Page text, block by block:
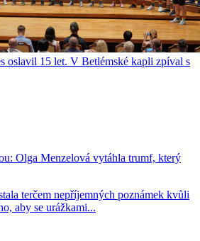
oslavil 15 let. V Betlémské kapli zpíval s
Olga Menzelová vytáhla trumf, který
terčem nepříjemných poznámek kvůli
aby se urážkami...